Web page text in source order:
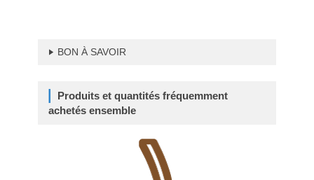
BON À SAVOIR
Produits et quantités fréquemment
achetés ensemble